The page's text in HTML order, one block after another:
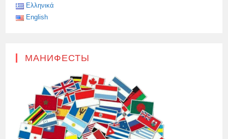
Ελληνικά
English
МАНИФЕСТЫ